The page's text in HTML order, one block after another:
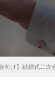
会向け】結婚式二